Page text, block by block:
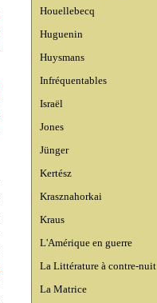
Houellebecq
Huguenin
Huysmans
Infréquentables
Israël
Jones
Jünger
Kertész
Krasznahorkai
Kraus
L'Amérique en guerre
La Littérature à contre-nuit
La Matrice